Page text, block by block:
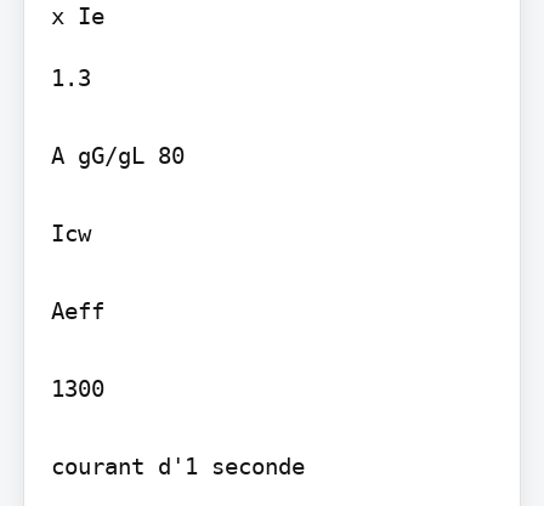
x Ie
1.3
A gG/gL 80
Icw
Aeff
1300
courant d'1 seconde